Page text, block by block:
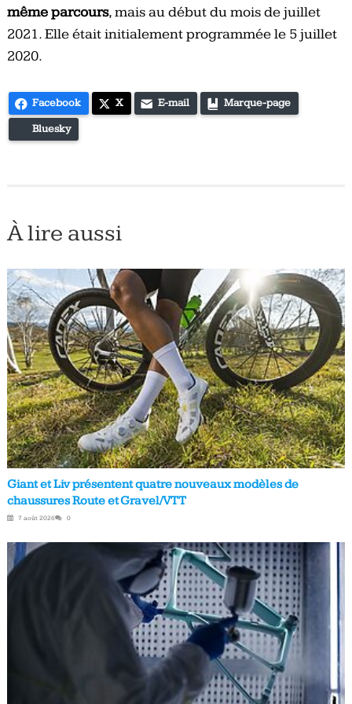
même parcours, mais au début du mois de juillet
2021. Elle était initialement programmée le 5 juillet
2020.
Facebook X E-mail Marque-page
Bluesky
À lire aussi
Giant et Liv présentent quatre nouveaux modèles de
chaussures Route et Gravel/VTT
7 août 2026 0